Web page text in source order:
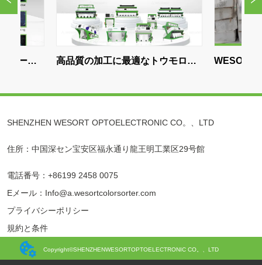
高品質の加工に最適なトウモロコ
WESORTがイン
効率を改善する
SHENZHEN WESORT OPTOELECTRONIC CO。、LTD
住所：中国深セン宝安区福永通り龍王明工業区29号館
電話番号：+86199 2458 0075
Eメール：Info@a.wesortcolorsorter.com
プライバシーポリシー
規約と条件
Copyright©SHENZHENWESORTOPTOELECTRONIC CO。、LTD